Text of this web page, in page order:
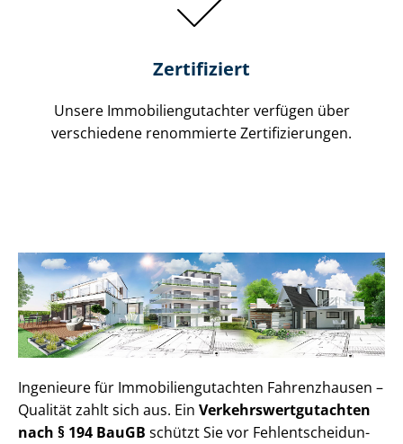
Zertifiziert
Unsere Immobilien­gutachter verfügen über
verschiedene renommierte Zer­ti­fi­zie­run­gen.
Ingenieure für Im­mo­bi­li­en­gut­ach­ten Fahrenzhausen –
Qualität zahlt sich aus. Ein Ver­kehrs­wert­gut­ach­ten
nach § 194 BauGB schützt Sie vor Fehl­ent­schei­dun­